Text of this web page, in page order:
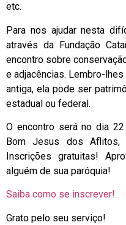
etc.
Para nos ajudar nesta
através da Fundação
encontro sobre
e adjacências. Lembro-
antiga, ela pode ser
estadual ou federal.
O encontro será no dia
Bom Jesus dos
Inscrições gratuitas!
alguém de sua paróquia!
Saiba como se inscrever!
Grato pelo seu serviço!